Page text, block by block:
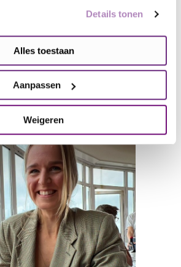
Details tonen
Alles toestaan
Aanpassen
Weigeren
een e-mailof bel naar